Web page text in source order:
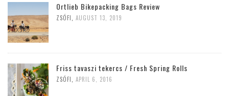
Ortlieb Bikepacking Bags Review
ZSÓFI, AUGUST 13, 2019
Friss tavaszi tekercs / Fresh Spring Rolls
ZSÓFI, APRIL 6, 2016